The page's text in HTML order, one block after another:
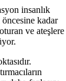
insanlık
kadar
ve ateşlere